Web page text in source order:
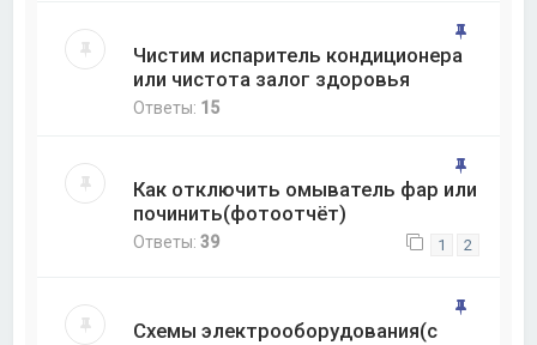
Чистим испаритель кондиционера
или чистота залог здоровья
Ответы: 15
Как отключить омыватель фар или
починить(фотоотчёт)
Ответы:39 1 2
Схемы электрооборудования(с